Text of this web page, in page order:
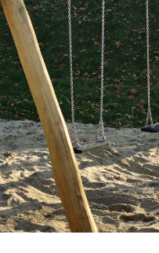
Blog
Partner
Kontakt
Impressum
Anmelden